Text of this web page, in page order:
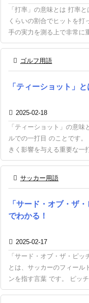
「打率」の意味とは 打率
くらいの割合でヒットを打
手の実力を測る上で非常に
 ゴルフ用語
「ティーショット」
 2025-02-18
「ティーショット」の意
ルでの一打目 のことです
きく影響を与える重要な一
 サッカー用語
「サード・オブ・ザ
でわかる！
 2025-02-17
「サード・オブ・ザ・ピ
とは、サッカーのフィール
ンを指す言葉 です。 ピッ